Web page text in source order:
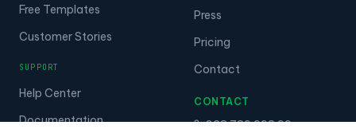
Free Templates
Customer Stories
SUPPORT
Help Center
Documentation
Press
Pricing
Contact
CONTACT
028.789.998.99